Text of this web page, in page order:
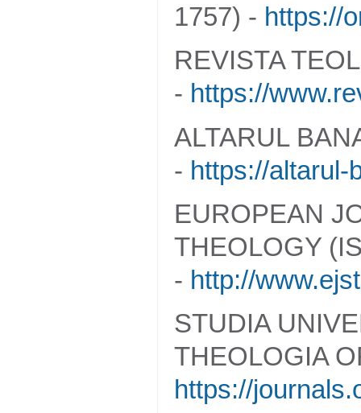
1757) - https://
REVISTA
- https://
ALTARUL
- https://altarul-
EUROPEAN
THEOLOGY
- http://
STUDIA
THEOLOGIA
https://